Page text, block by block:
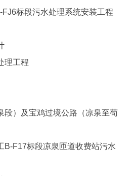
标段污水处理系统安装工程
理工程
段）及宝鸡过境公路（凉泉至苟
B-F17标段凉泉匝道收费站污水